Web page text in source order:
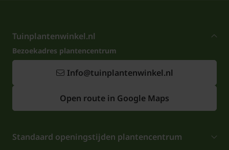
Tuinplantenwinkel.nl
Bezoekadres plantencentrum
Info@tuinplantenwinkel.nl
Open route in Google Maps
Standaard openingstijden plantencentrum